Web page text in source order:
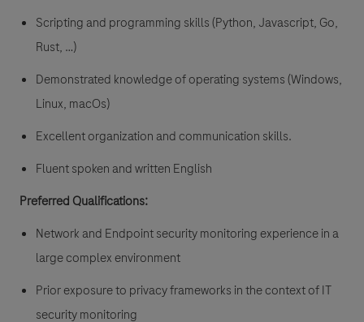
Scripting and programming skills (Python, Javascript, Go,
Rust, …)
Demonstrated knowledge of operating systems (Windows,
Linux, macOs)
Excellent organization and communication skills.
Fluent spoken and written English
Preferred Qualifications:
Network and Endpoint security monitoring experience in a
large complex environment
Prior exposure to privacy frameworks in the context of IT
security monitoring